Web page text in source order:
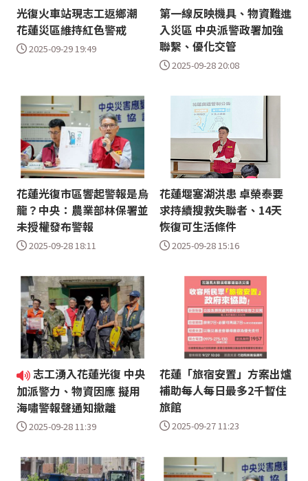
光復火車站現志工返鄉潮
花蓮災區維持紅色警戒
2025-09-29 19:49
第一線反映機具、物資難進
入災區 中央派警政署加強
聯繫、優化交管
2025-09-28 20:08
花蓮光復市區響起警報是烏
龍？中央：農業部林保署並
未授權發布警報
2025-09-28 18:11
花蓮堰塞湖洪患 卓榮泰要
求持續搜救失聯者、14天
恢復可生活條件
2025-09-28 15:16
志工湧入花蓮光復 中央
加派警力、物資因應 擬用
海嘯警報聲通知撤離
2025-09-28 11:39
花蓮「旅宿安置」方案出爐
補助每人每日最多2千暫住
旅館
2025-09-27 11:23